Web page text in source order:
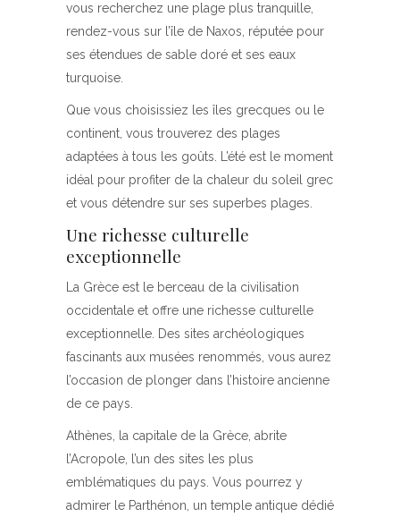
vous recherchez une plage plus tranquille,
rendez-vous sur l’île de Naxos, réputée pour
ses étendues de sable doré et ses eaux
turquoise.
Que vous choisissiez les îles grecques ou le
continent, vous trouverez des plages
adaptées à tous les goûts. L’été est le moment
idéal pour profiter de la chaleur du soleil grec
et vous détendre sur ses superbes plages.
Une richesse culturelle
exceptionnelle
La Grèce est le berceau de la civilisation
occidentale et offre une richesse culturelle
exceptionnelle. Des sites archéologiques
fascinants aux musées renommés, vous aurez
l’occasion de plonger dans l’histoire ancienne
de ce pays.
Athènes, la capitale de la Grèce, abrite
l’Acropole, l’un des sites les plus
emblématiques du pays. Vous pourrez y
admirer le Parthénon, un temple antique dédié